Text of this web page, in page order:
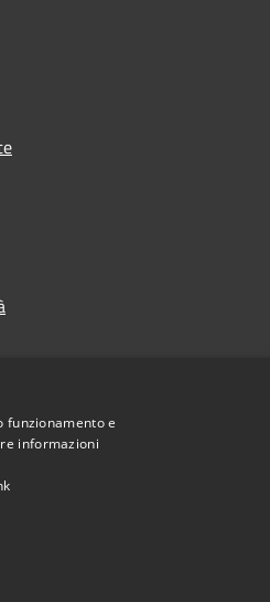
di Torremaggiore • Powered by
funzionamento e
informazioni